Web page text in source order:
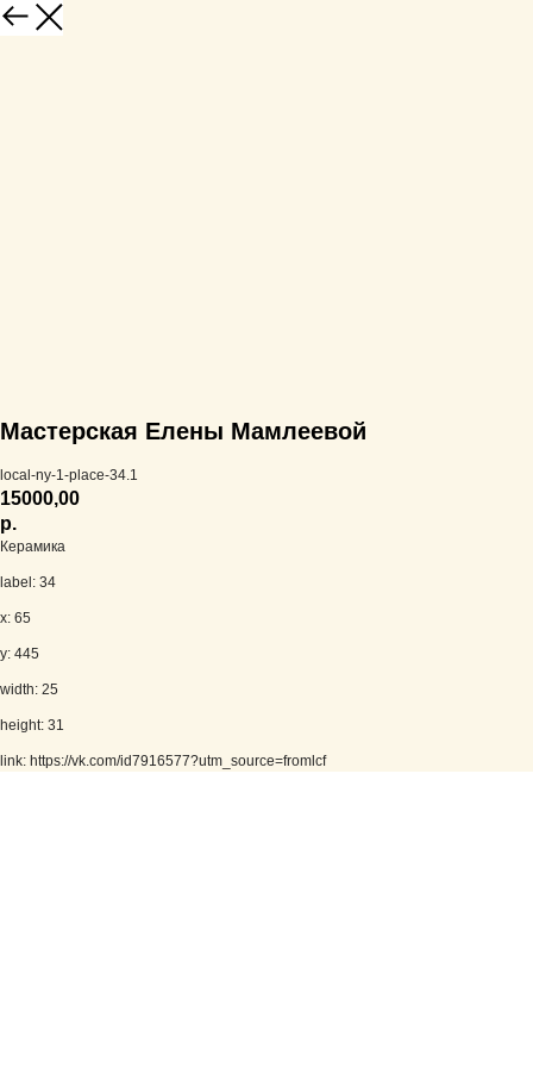
Мастерская Елены Мамлеевой
local-ny-1-place-34.1
15000,00
р.
Керамика
label: 34
x: 65
y: 445
width: 25
height: 31
link: https://vk.com/id7916577?utm_source=fromlcf